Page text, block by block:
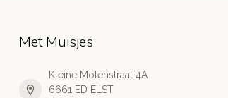
Met Muisjes
Kleine Molenstraat 4A
6661 ED ELST